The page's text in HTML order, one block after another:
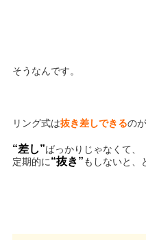
そうなんです。
リング式は抜き差しできるの
“差し”ばっかりじゃなくて、
定期的に“抜き”もしないと、